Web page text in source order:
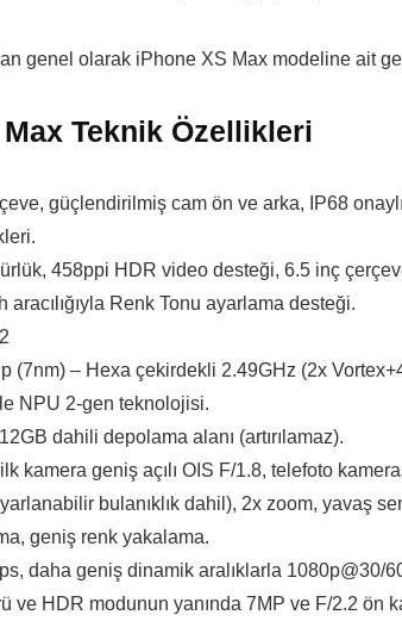
genel olarak iPhone XS Max modeline ait
Teknik Özellikleri
güçlendirilmiş cam ön ve arka, IP68
458ppi HDR video desteği, 6.5 inç
aracılığıyla Renk Tonu ayarlama desteği.
(7nm) – Hexa çekirdekli 2.49GHz (2x
NPU 2-gen teknolojisi.
dahili depolama alanı (artırılamaz).
kamera geniş açılı OIS F/1.8, telefoto
bulanıklık dahil), 2x zoom, yavaş
geniş renk yakalama.
daha geniş dinamik aralıklarla 1080p@30/
ve HDR modunun yanında 7MP ve F/2.2 ön